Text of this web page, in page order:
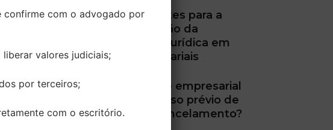
STJ define limites para a
desconsideração da
personalidade jurídica em
dívidas empresariais
Plano de saúde empresarial
pode cobrar aviso prévio de
60 dias para cancelamento?
confirme com o advogado por
valores judiciais;
por terceiros;
com o escritório.